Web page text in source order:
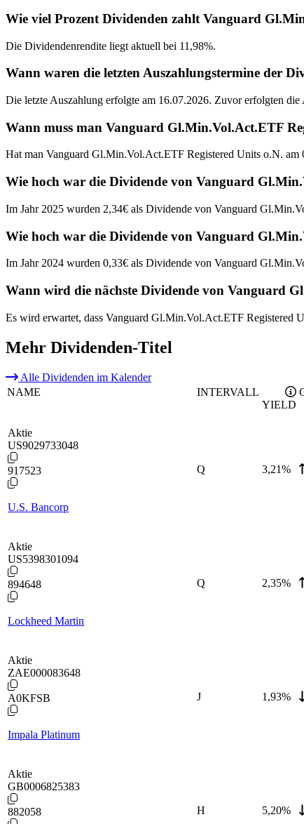
Wie viel Prozent Dividenden zahlt Vanguard
Die Dividendenrendite liegt aktuell bei 11,98%.
Wann waren die letzten Auszahlungstermine der
Die letzte Auszahlung erfolgte am 16.07.2026. Zuvor erfolgten
Wann muss man Vanguard Gl.Min.Vol.Act.ETF
Hat man Vanguard Gl.Min.Vol.Act.ETF Registered Units o.N. am
Wie hoch war die Dividende von Vanguard
Im Jahr 2025 wurden 2,34€ als Dividende von Vanguard
Wie hoch war die Dividende von Vanguard
Im Jahr 2024 wurden 0,33€ als Dividende von Vanguard
Wann wird die nächste Dividende von Vanguard
Es wird erwartet, dass Vanguard Gl.Min.Vol.Act.ETF Registered
Mehr Dividenden-Titel
Alle Dividenden im Kalender
NAME
INTERVALL
YIELD
Aktie
US9029733048
917523
U.S. Bancorp
Q 3,21%
Aktie
US5398301094
894648
Lockheed Martin
Q 2,35%
Aktie
ZAE000083648
A0KFSB
Impala Platinum
J 1,93%
Aktie
GB0006825383
882058 H 5,20%